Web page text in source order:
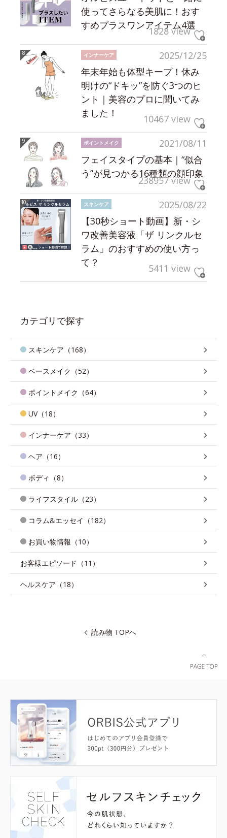
使ってさらなる美肌に！おす
すめプラスワンアイテム4選
1828 view
2025/12/25
インナーケア
年末年始も体型キープ！休み
明けの“ドキッ”を防ぐ3つのヒ
ント｜美容のプロに聞いてみ
ました！
10467 view
2021/08/11
ポイントメイク
フェイスタイプの基本｜“似合
う”が見つかる16種類の顔印象
238957 view
2025/08/22
スキンケア
【30秒ショート動画】新・シ
ワ改善美容液「ザ リンクルセ
ラム」のおすすめの使い方っ
て？
5411 view
カテゴリで探す
スキンケア（168）
ベースメイク（52）
ポイントメイク（64）
UV（18）
インナーケア（33）
ヘア（16）
ボディ（8）
ライフスタイル（23）
コラム&エッセイ（182）
お買い物情報（10）
お客様エピソード（11）
ヘルスケア（18）
読み物 TOPへ